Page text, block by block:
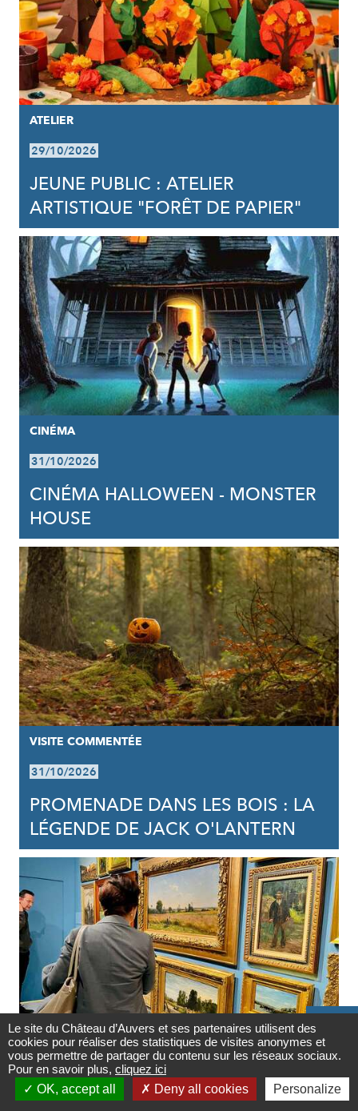
Contact

Newsletter
ATELIER
29/10/2026
JEUNE PUBLIC : ATELIER
ARTISTIQUE "FORÊT DE PAPIER"
CINÉMA
31/10/2026
CINÉMA HALLOWEEN - MONSTER
HOUSE
VISITE COMMENTÉE
31/10/2026
PROMENADE DANS LES BOIS : LA
LÉGENDE DE JACK O'LANTERN
VISITE COMMENTÉE
08/11/2026
Le site du Château d’Auvers et ses partenaires utilisent des
cookies pour réaliser des statistiques de visites anonymes et
vous permettre de partager du contenu sur les réseaux sociaux.
Pour en savoir plus, cliquez ici
OK, accept all
Deny all cookies Personalize